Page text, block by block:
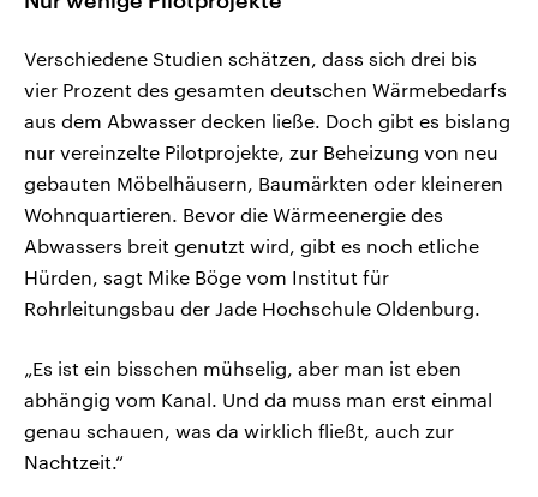
Verschiedene Studien schätzen, dass sich drei bis
vier Prozent des gesamten deutschen Wärmebedarfs
aus dem Abwasser decken ließe. Doch gibt es bislang
nur vereinzelte Pilotprojekte, zur Beheizung von neu
gebauten Möbelhäusern, Baumärkten oder kleineren
Wohnquartieren. Bevor die Wärmeenergie des
Abwassers breit genutzt wird, gibt es noch etliche
Hürden, sagt Mike Böge vom Institut für
Rohrleitungsbau der Jade Hochschule Oldenburg.
„Es ist ein bisschen mühselig, aber man ist eben
abhängig vom Kanal. Und da muss man erst einmal
genau schauen, was da wirklich fließt, auch zur
Nachtzeit.“